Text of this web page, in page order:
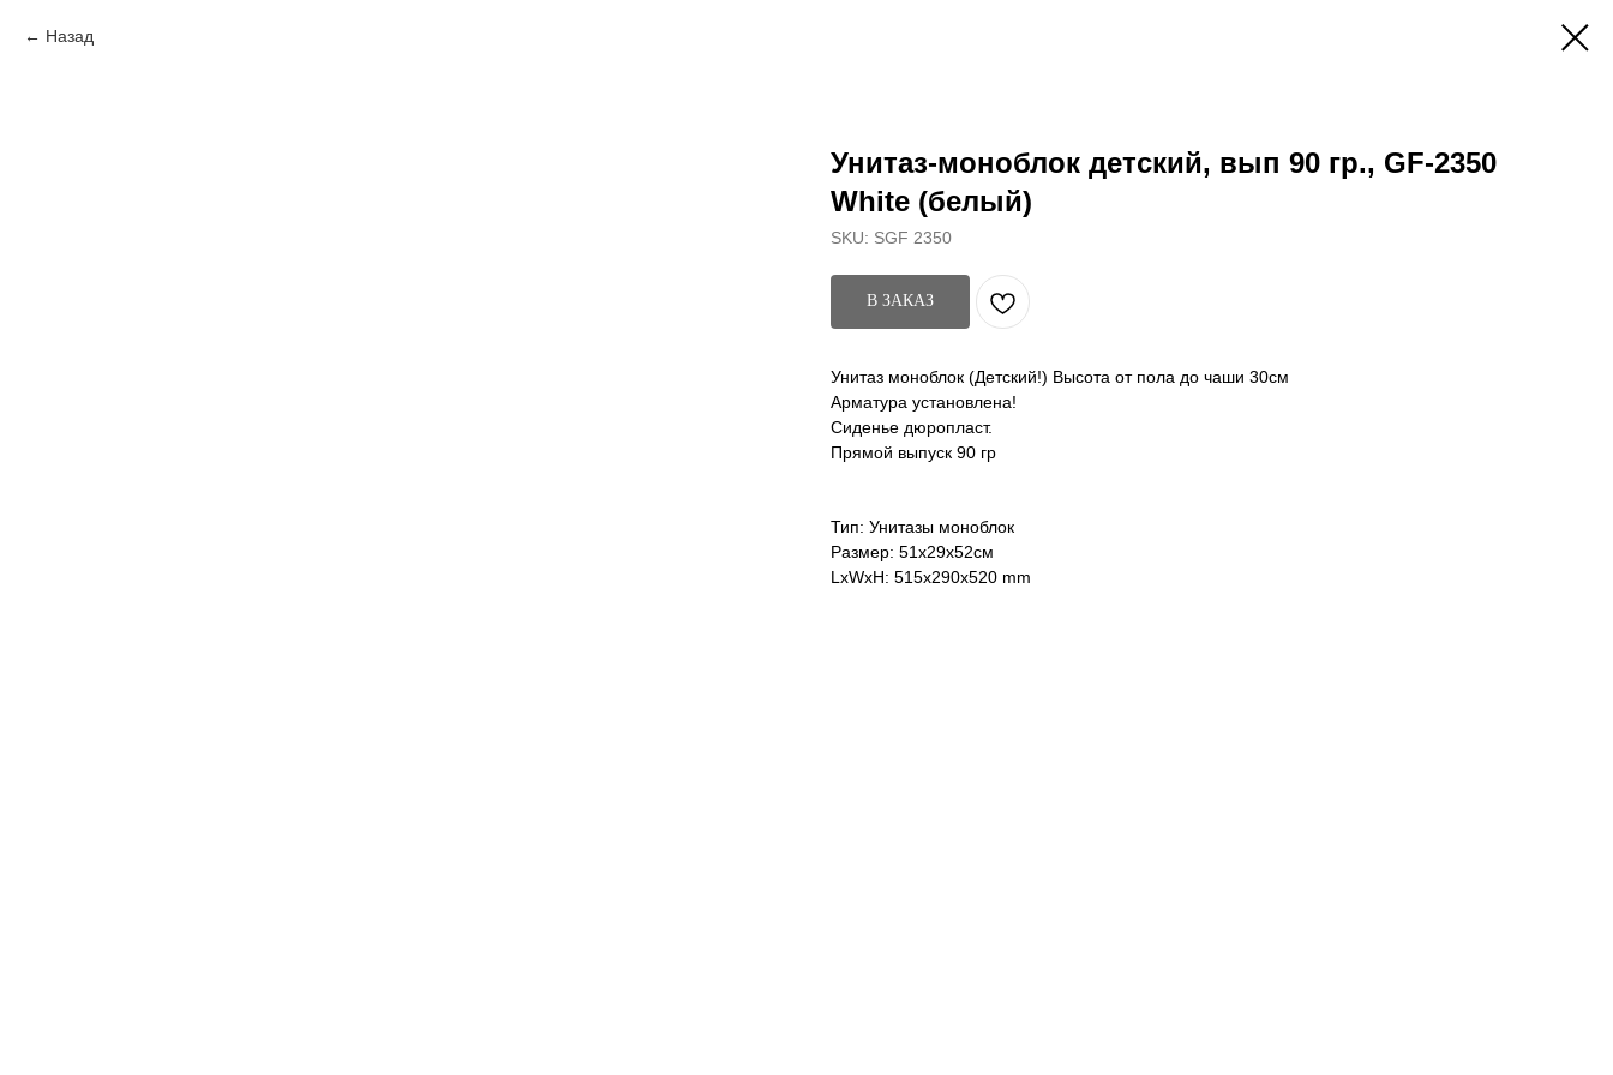
Назад
Унитаз-моноблок детский, вып 90 гр., GF-2350
White (белый)
SKU: SGF 2350
В ЗАКАЗ
Унитаз моноблок (Детский!) Высота от пола до чаши 30см
Арматура установлена!
Сиденье дюропласт.
Прямой выпуск 90 гр
Тип: Унитазы моноблок
Размер: 51x29x52см
LxWxH: 515x290x520 mm